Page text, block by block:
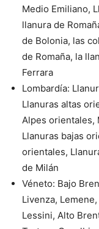
Medio Emiliano,
llanura de
de Bolonia, las
de Romaña, la
Ferrara
Lombardía:
Llanuras altas
Alpes orientales,
Llanuras bajas
orientales,
de Milán
Véneto: Bajo
Livenza,
Lessini, Alto